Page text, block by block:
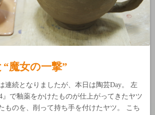
“魔女の一撃”
連続となりましたが、本日は陶芸Day。 左
』で釉薬をかけたものが仕上がってきたヤツ
ものを、削って持ち手を付けたヤツ。 こち